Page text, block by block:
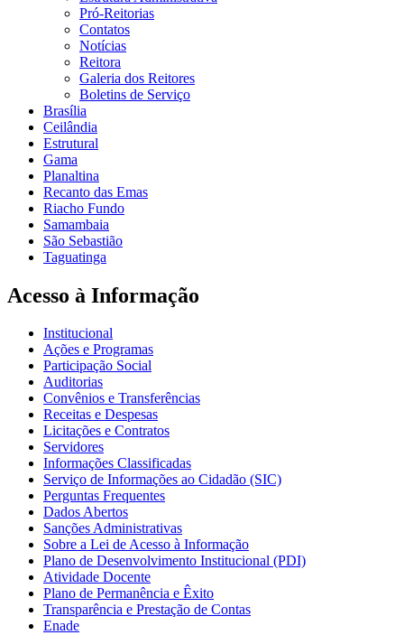
Pró-Reitorias
Contatos
Notícias
Reitora
Galeria dos Reitores
Boletins de Serviço
Brasília
Ceilândia
Estrutural
Gama
Planaltina
Recanto das Emas
Riacho Fundo
Samambaia
São Sebastião
Taguatinga
Acesso à Informação
Institucional
Ações e Programas
Participação Social
Auditorias
Convênios e Transferências
Receitas e Despesas
Licitações e Contratos
Servidores
Informações Classificadas
Serviço de Informações ao Cidadão (SIC)
Perguntas Frequentes
Dados Abertos
Sanções Administrativas
Sobre a Lei de Acesso à Informação
Plano de Desenvolvimento Institucional (PDI)
Atividade Docente
Plano de Permanência e Êxito
Transparência e Prestação de Contas
Enade